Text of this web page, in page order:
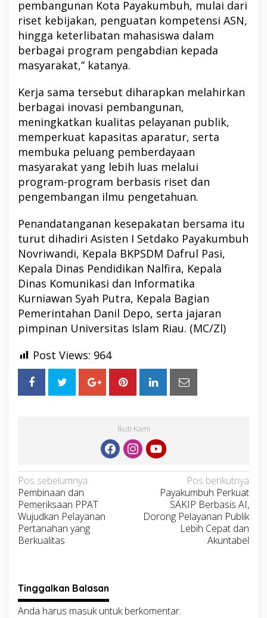
pembangunan Kota Payakumbuh, mulai dari
riset kebijakan, penguatan kompetensi ASN,
hingga keterlibatan mahasiswa dalam
berbagai program pengabdian kepada
masyarakat,” katanya.
Kerja sama tersebut diharapkan melahirkan
berbagai inovasi pembangunan,
meningkatkan kualitas pelayanan publik,
memperkuat kapasitas aparatur, serta
membuka peluang pemberdayaan
masyarakat yang lebih luas melalui
program-program berbasis riset dan
pengembangan ilmu pengetahuan.
Penandatanganan kesepakatan bersama itu
turut dihadiri Asisten I Setdako Payakumbuh
Novriwandi, Kepala BKPSDM Dafrul Pasi,
Kepala Dinas Pendidikan Nalfira, Kepala
Dinas Komunikasi dan Informatika
Kurniawan Syah Putra, Kepala Bagian
Pemerintahan Danil Depo, serta jajaran
pimpinan Universitas Islam Riau. (MC/Zl)
Post Views: 964
Ikuti Kami
Navigasi
pos
Pos sebelumnya
Pembinaan dan
Pemeriksaan PPAT
Wujudkan Pelayanan
Pertanahan yang
Berkualitas
Pos berikutnya
Payakumbuh Perkuat
SAKIP Berbasis AI,
Dorong Pelayanan Publik
Lebih Cepat dan
Akuntabel
Tinggalkan Balasan
Anda harus masukuntuk berkomentar.